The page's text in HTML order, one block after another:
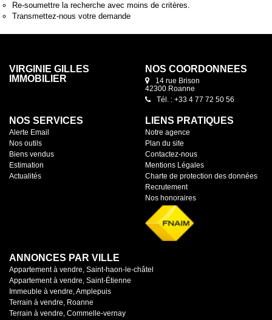
Re-soumettre la recherche avec moins de critères.
Transmettez-nous votre demande
VIRGINIE GILLES
IMMOBILIER
NOS COORDONNÉES
14 rue Brison
42300 Roanne
Tél. : +33 4 77 72 50 56
NOS SERVICES
Alerte Email
Nos outils
Biens vendus
Estimation
Actualités
LIENS PRATIQUES
Notre agence
Plan du site
Contactez-nous
Mentions Légales
Charte de protection des données
Recrutement
Nos honoraires
ANNONCES PAR VILLE
Appartement à vendre, Saint-haon-le-châtel
Appartement à vendre, Saint-Étienne
Immeuble à vendre, Amplepuis
Terrain à vendre, Roanne
Terrain à vendre, Commelle-vernay